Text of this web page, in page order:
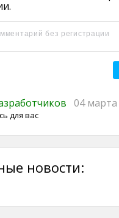
04 марта
для вас
новости: